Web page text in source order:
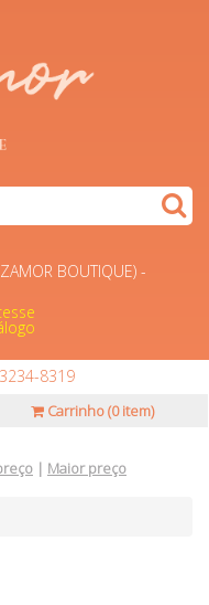
BOUTIQUE) -
8319
Carrinho (0 item)
| Maior preço